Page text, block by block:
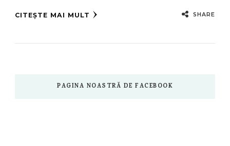
CITEȘTE MAI MULT SHARE
PAGINA NOASTRĂ DE FACEBOOK